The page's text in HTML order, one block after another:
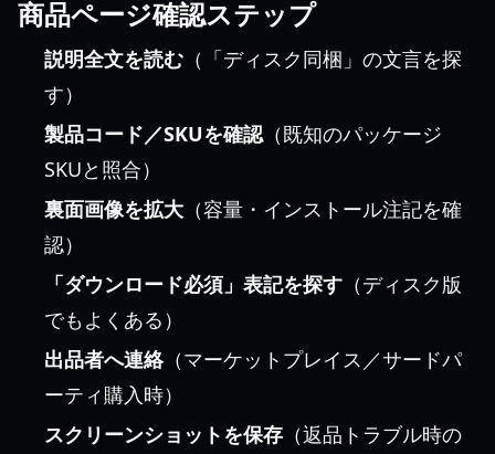
商品ページ確認ステップ
説明全文を読む （「ディスク同梱」の文言を探
す）
製品コード／SKUを確認（既知のパッケージ
SKUと照合）
裏面画像を拡大 （容量・インストール注記を確
認）
「ダウンロード必須」表記を探す （ディスク版
でもよくある）
出品者へ連絡（マーケットプレイス／サードパ
ーティ購入時）
スクリーンショットを保存 （返品トラブル時の